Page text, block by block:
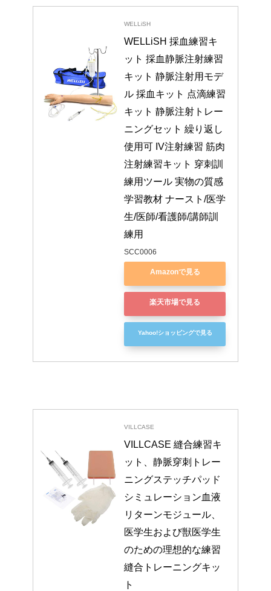
WELLiSH
WELLiSH 採血練習キ
ット 採血静脈注射練習
キット 静脈注射用モデ
ル 採血キット 点滴練習
キット 静脈注射トレー
ニングセット 繰り返し
使用可 IV注射練習 筋肉
注射練習キット 穿刺訓
練用ツール 実物の質感
学習教材 ナースト/医学
生/医師/看護師/講師訓
練用
SCC0006
Amazonで見る
楽天市場で見る
Yahoo!ショッピングで見る
VILLCASE
VILLCASE 縫合練習キ
ット、静脈穿刺トレー
ニングステッチパッド
シミュレーション血液
リターンモジュール、
医学生および獣医学生
のための理想的な練習
縫合トレーニングキッ
ト